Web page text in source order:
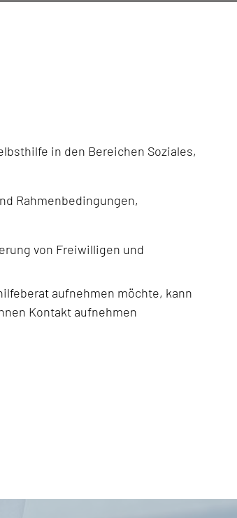
in den Bereichen Soziales,
Rahmenbedingungen,
von Freiwilligen und
aufnehmen möchte, kann
Kontakt aufnehmen